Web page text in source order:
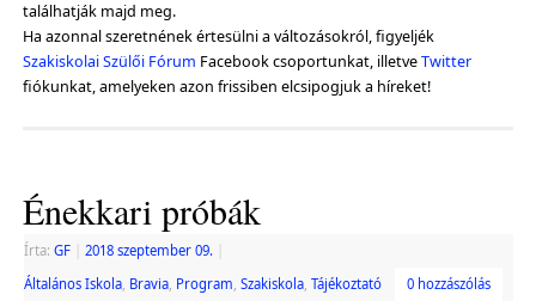
találhatják majd meg.
Ha azonnal szeretnének értesülni a változásokról, figyeljék
Szakiskolai Szülői Fórum Facebook csoportunkat, illetveTwitter
fiókunkat, amelyeken azon frissiben elcsipogjuk a híreket!
Énekkari próbák
Írta: GF 2018 szeptember 09.
Általános Iskola, Bravia, Program Szakiskola, Tájékoztató 0 hozzászólás